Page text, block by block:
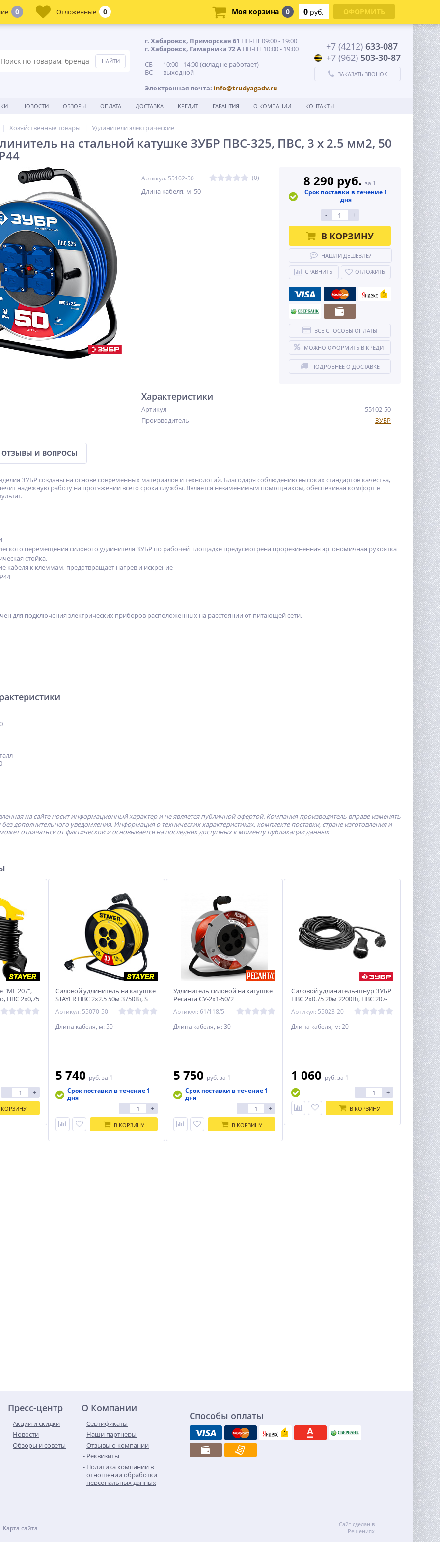
г. Хабаровск, Приморская 61 ПН-ПТ 09:00 - 19:00
г. Хабаровск, Гамарника 72 А ПН-ПТ 10:00 - 19:00
СБ 10:00 - 14:00 (склад не работает)
ВС выходной
Электронная почта: info@trudyagadv.ru
+7 (4212) 633-087
+7 (962) 503-30-87
ЗАКАЗАТЬ ЗВОНОК
НОВОСТИ ОБЗОРЫ ОПЛАТА ДОСТАВКА КРЕДИТ ГАРАНТИЯ О КОМПАНИИ КОНТАКТЫ
Хозяйственные товары Удлинители электрические
на стальной катушке ЗУБР ПВС-325, ПВС, 3 x 2.5 мм2, 50
Артикул: 55102-50 (0)
Длина кабеля, м: 50
8 290 руб. за 1
Срок поставки в течение 1
дня
- +
В КОРЗИНУ
НАШЛИ ДЕШЕВЛЕ?
СРАВНИТЬ ОТЛОЖИТЬ
ВСЕ СПОСОБЫ ОПЛАТЫ
МОЖНО ОФОРМИТЬ В КРЕДИТ
ПОДРОБНЕЕ О ДОСТАВКЕ
Характеристики
Артикул
55102-50
Производитель
ЗУБР
ОТЗЫВЫ И ВОПРОСЫ
ЗУБР созданы на основе современных материалов и технологий. Благодаря соблюдению высоких стандартов качества,
надежную работу на протяжении всего срока службы. Является незаменимым помощником, обеспечивая комфорт в
перемещения силового удлинителя ЗУБР по рабочей площадке предусмотрена прорезиненная эргономичная рукоятка
стойка,
кабеля к клеммам, предотвращает нагрев и искрение
для подключения электрических приборов расположенных на расстоянии от питающей сети.
на сайте носит информационный характер и не является публичной офертой. Компания-производитель вправе изменять
дополнительного уведомления. Информация о технических характеристиках, комплекте поставки, стране изготовления и
отличаться от фактической и основывается на последних доступных к моменту публикации данных.
207″,
ПВС 2х0,75
- +
КОРЗИНУ
Силовой удлинитель на катушке
STAYER ПВС 2х2.5 50м 3750Вт, S
Артикул: 55070-50
Длина кабеля, м: 50
5 740 руб. за 1
Срок поставки в течение 1
дня
- +
В КОРЗИНУ
Удлинитель силовой на катушке
Ресанта СУ-2х1-50/2
Артикул: 61/118/5
Длина кабеля, м: 30
5 750 руб. за 1
Срок поставки в течение 1
дня
- +
В КОРЗИНУ
Силовой удлинитель-шнур ЗУБР
ПВС 2x0.75 20м 2200Вт, ПВС 207-
Артикул: 55023-20
Длина кабеля, м: 20
1 060 руб. за 1
- +
В КОРЗИНУ
Пресс-центр
Акции и скидки
Новости
Обзоры и советы
О Компании
Сертификаты
Наши партнеры
Отзывы о компании
Реквизиты
Политика компании в
отношении обработки
персональных данных
Способы оплаты
Карта сайта
Сайт сделан в
Решениях
0 Отложенные 0 Моя корзина 0 0 руб. ОФОРМИТЬ